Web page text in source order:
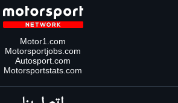
Motor1.com
Motorsportjobs.com
Autosport.com
Motorsportstats.com